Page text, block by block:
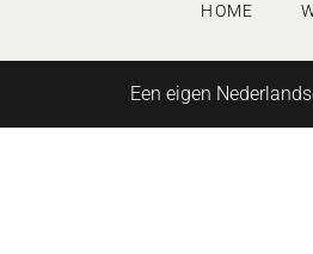
HOME
Een eigen